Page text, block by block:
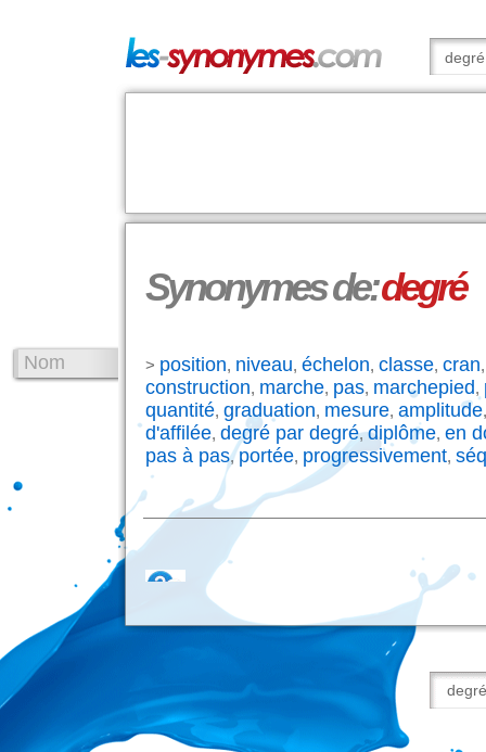
Synonymes de:degré
Nom > position, niveau, échelon, classe, cran
construction, marche, pas, marchepied,
quantité, graduation, mesure, amplitude
d'affilée, degré par degré,diplôme, en
pas à pas,portée, progressivement,